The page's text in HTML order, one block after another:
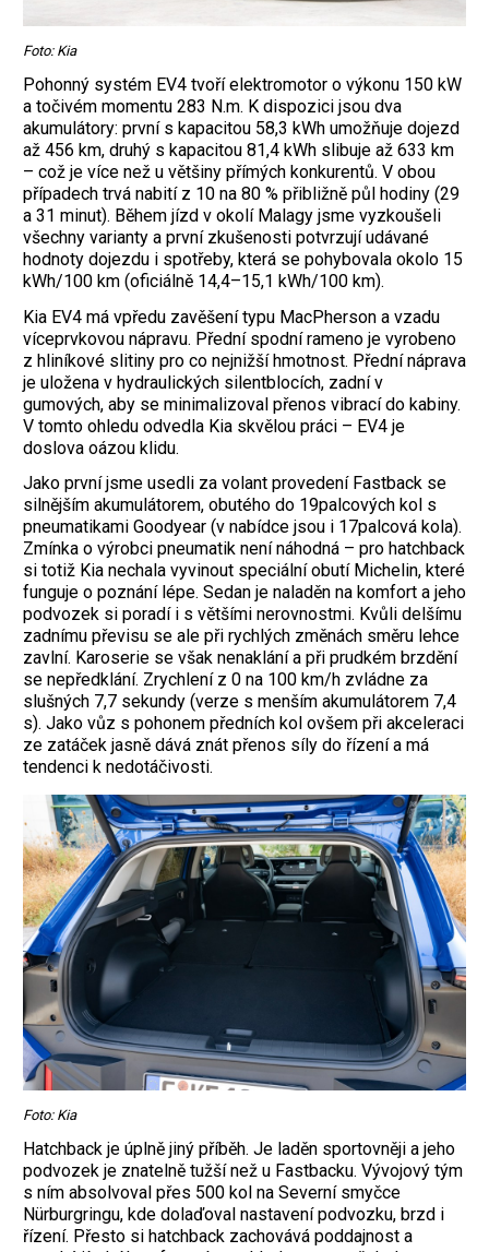
Foto: Kia
Pohonný systém EV4 tvoří elektromotor o výkonu 150 kW
a točivém momentu 283 N.m. K dispozici jsou dva
akumulátory: první s kapacitou 58,3 kWh umožňuje dojezd
až 456 km, druhý s kapacitou 81,4 kWh slibuje až 633 km
– což je více než u většiny přímých konkurentů. V obou
případech trvá nabití z 10 na 80 % přibližně půl hodiny (29
a 31 minut). Během jízd v okolí Malagy jsme vyzkoušeli
všechny varianty a první zkušenosti potvrzují udávané
hodnoty dojezdu i spotřeby, která se pohybovala okolo 15
kWh/100 km (oficiálně 14,4–15,1 kWh/100 km).
Kia EV4 má vpředu zavěšení typu Mac­Pherson a vzadu
víceprvkovou nápravu. Přední spodní rameno je vyrobeno
z hliníkové slitiny pro co nejnižší hmotnost. Přední náprava
je uložena v hydraulických silentblocích, zadní v
gumových, aby se minimalizoval přenos vibrací do kabiny.
V tomto ohledu odvedla Kia skvělou práci – EV4 je
doslova oázou klidu.
Jako první jsme usedli za volant provedení Fastback se
silnějším akumulátorem, obutého do 19palcových kol s
pneumatikami Goodyear (v nabídce jsou i 17palcová kola).
Zmínka o výrobci pneumatik není náhodná – pro hatchback
si totiž Kia nechala vyvinout speciální obutí Michelin, které
funguje o poznání lépe. Sedan je naladěn na komfort a jeho
podvozek si poradí i s většími nerovnostmi. Kvůli delšímu
zadnímu převisu se ale při rychlých změnách směru lehce
zavlní. Karoserie se však nenaklání a při prudkém brzdění
se nepředklání. Zrychlení z 0 na 100 km/h zvládne za
slušných 7,7 sekundy (verze s menším akumulátorem 7,4
s). Jako vůz s pohonem předních kol ovšem při akceleraci
ze zatáček jasně dává znát přenos síly do řízení a má
tendenci k nedotáčivosti.
Foto: Kia
Hatchback je úplně jiný příběh. Je laděn sportovněji a jeho
podvozek je znatelně tužší než u Fastbacku. Vývojový tým
s ním absolvoval přes 500 kol na Severní smyčce
Nürburgringu, kde dolaďoval nastavení podvozku, brzd i
řízení. Přesto si hatchback zachovává poddajnost a